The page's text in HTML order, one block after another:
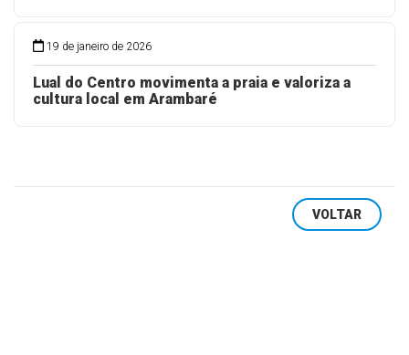
19 de janeiro de 2026
Lual do Centro movimenta a praia e valoriza a
cultura local em Arambaré
VOLTAR